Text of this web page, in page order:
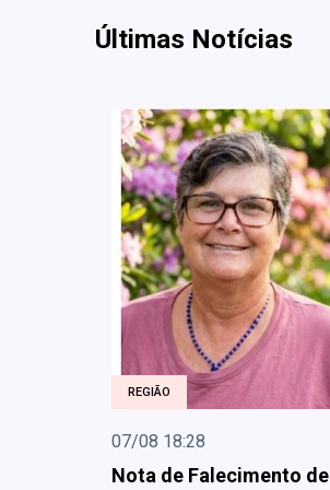
Últimas Notícias
REGIÃO
07/08 18:28
Nota de Falecimento de